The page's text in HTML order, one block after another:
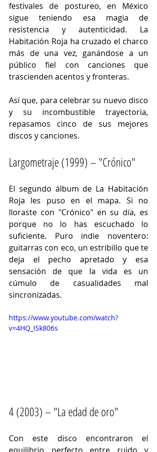
festivales de postureo, en México
sigue teniendo esa magia de
resistencia y autenticidad. La
Habitación Roja ha cruzado el charco
más de una vez, ganándose a un
público fiel con canciones que
trascienden acentos y fronteras.
Así que, para celebrar su nuevo disco
y su incombustible trayectoria,
repasamos cinco de sus mejores
discos y canciones.
Largometraje (1999) – "Crónico"
El segundo álbum de La Habitación
Roja les puso en el mapa. Si no
lloraste con "Crónico" en su día, es
porque no lo has escuchado lo
suficiente. Puro indie noventero:
guitarras con eco, un estribillo que te
deja el pecho apretado y esa
sensación de que la vida es un
cúmulo de casualidades mal
sincronizadas.
https://www.youtube.com/watch?
v=4HQ_ISk806s
4 (2003) – "La edad de oro"
Con este disco encontraron el